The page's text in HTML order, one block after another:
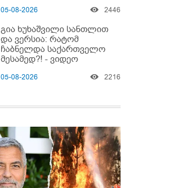
05-08-2026 2446
გია ხუხაშვილი სანთლით
და ვერსია: რატომ
ჩაბნელდა საქართველო
მესამედ?! - ვიდეო
05-08-2026 2216